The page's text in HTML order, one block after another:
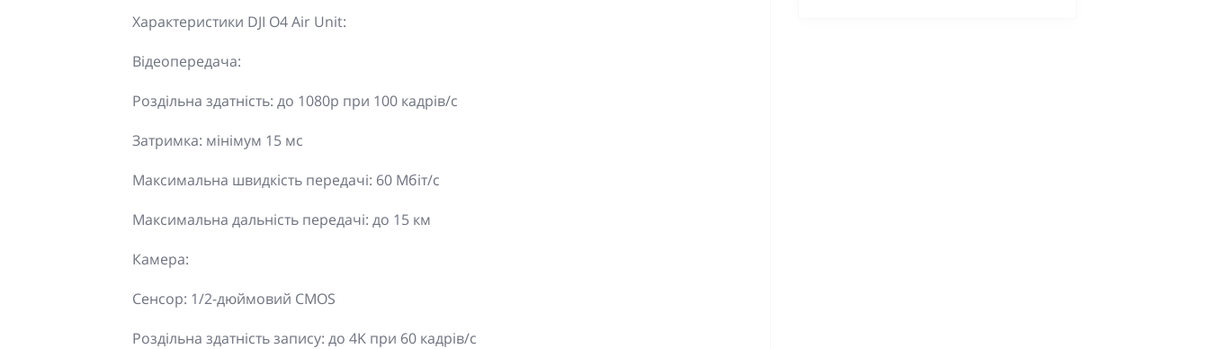
Характеристики DJI O4 Air Unit:
Відеопередача:
Роздільна здатність: до 1080p при 100 кадрів/с
Затримка: мінімум 15 мс
Максимальна швидкість передачі: 60 Мбіт/с
Максимальна дальність передачі: до 15 км
Камера:
Сенсор: 1/2-дюймовий CMOS
Роздільна здатність запису: до 4K при 60 кадрів/с